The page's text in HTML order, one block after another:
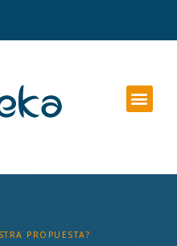
PROPUESTA?